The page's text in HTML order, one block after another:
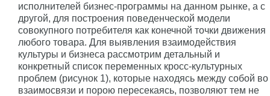
исполнителей бизнес-программы на данном рынке, а с
другой, для построения поведенческой модели
совокупного потребителя как конечной точки движения
любого товара. Для выявления взаимодействия
культуры и бизнеса рассмотрим детальный и
конкретный список переменных кросс-культурных
проблем (рисунок 1), которые находясь между собой во
взаимосвязи и порою пересекаясь, позволяют тем не